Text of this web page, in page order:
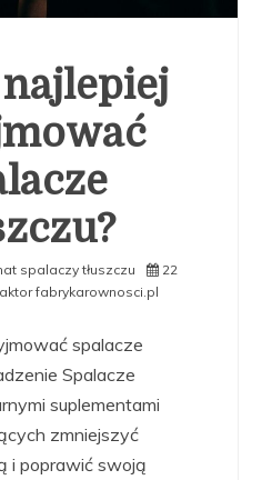
spalaczy tłuszczu
22
fabrykarownosci.pl
spalacze
Spalacze
suplementami
zmniejszyć
i poprawić swoją